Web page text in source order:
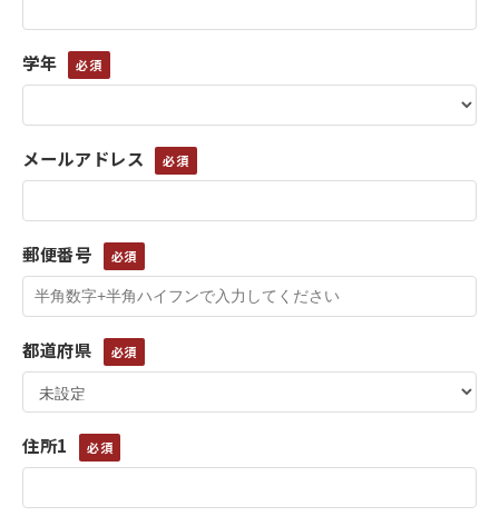
学年
メールアドレス
郵便番号
都道府県
住所1